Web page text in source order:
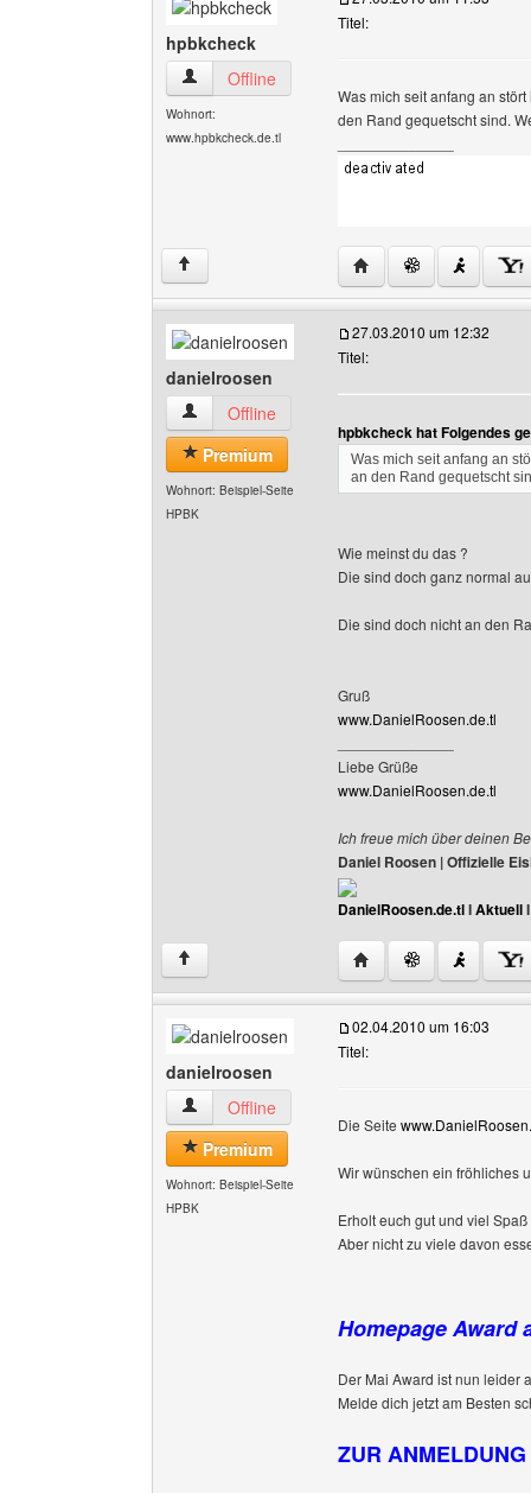
hpbkcheck
hpbkcheck Benutzer-Profile anzeigen
Offline
Wohnort:
www.hpbkcheck.de.tl
Titel:
Was mich seit anfang an
den Rand gequetscht sind.
↑ Website dieses
danielroosen
danielroosen Benutzer-Profile anzeigen
Offline
Premium
Wohnort: Beispiel-Seite
HPBK
27.03.2010 um 12:32
Titel:
hpbkcheck hat Folgendes
Was mich seit anfang an
an den Rand gequetscht
Wie meinst du das ?
Die sind doch ganz normal
Die sind doch nicht an den
Gruß
www.DanielRoosen.de.tl
Liebe Grüße
www.DanielRoosen.de.tl
Ich freue mich über deinen
Daniel Roosen | Offizielle
DanielRoosen.de.tlIAktuell
↑ Website dieses
danielroosen
danielroosen Benutzer-Profile anzeigen
Offline
Premium
Wohnort: Beispiel-Seite
HPBK
02.04.2010 um 16:03
Titel:
Die Seite
Wir wünschen ein fröhliches
Erholt euch gut und viel
Aber nicht zu viele davon
Homepage Award
Der Mai Award ist nun leider
Melde dich jetzt am Besten
ZUR